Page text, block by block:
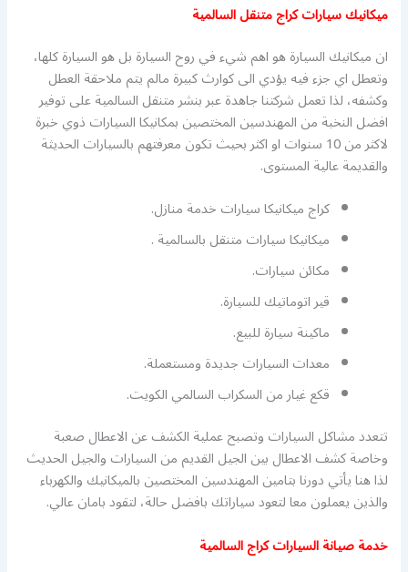
ميكانيك سيارات كراج متنقل السالمية
ان ميكانيك السيارة هو اهم شيء في روح السيارة بل هو السيارة كلها،
وتعطل اي جزء فيه يؤدي الى كوارث كبيرة مالم يتم ملاحقة العطل
وكشفه، لذا تعمل شركتنا جاهدة عبر بنشر متنقل السالمية على توفير
افضل النخبة من المهندسين المختصين بمكانيكا السيارات ذوي خبرة
لاكثر من 10 سنوات او اكثر بحيث تكون معرفتهم بالسيارات الحديثة
والقديمة عالية المستوى.
كراج ميكانيكا سيارات خدمة منازل.
ميكانيكا سيارات متنقل بالسالمية .
مكائن سيارات.
قير اتوماتيك للسيارة.
ماكينة سيارة للبيع.
معدات السيارات جديدة ومستعملة.
قكع غيار من السكراب السالمي الكويت.
تتعدد مشاكل السيارات وتصبح عملية الكشف عن الاعطال صعبة
وخاصة كشف الاعطال بين الجيل القديم من السيارات والجيل الحديث
لذا هنا يأتي دورنا بتامين المهندسين المختصين بالميكانيك والكهرباء
والذين يعملون معا لتعود سياراتك بافضل حالة، لتقود بامان عالي.
خدمة صيانة السيارات كراج السالمية